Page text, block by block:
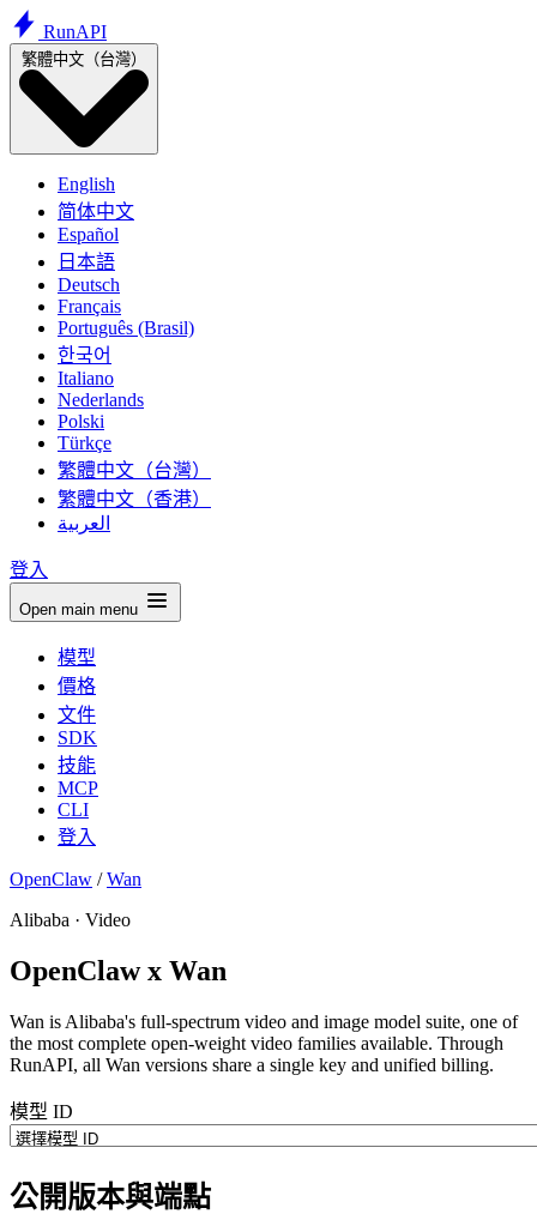
RunAPI
繁體中文（台灣）
English
简体中文
Español
日本語
Deutsch
Français
Português (Brasil)
한국어
Italiano
Nederlands
Polski
Türkçe
繁體中文（台灣）
繁體中文（香港）
العربية
登入
Open main menu
模型
價格
文件
SDK
技能
MCP
CLI
登入
OpenClaw /Wan
Alibaba · Video
OpenClaw x Wan
Wan is Alibaba's full-spectrum video and image model suite, one of
the most complete open-weight video families available. Through
RunAPI, all Wan versions share a single key and unified billing.
模型 ID
公開版本與端點